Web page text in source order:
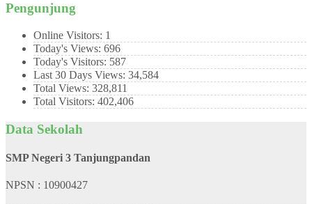
Pengunjung
Online Visitors: 1
Today's Views: 696
Today's Visitors: 587
Last 30 Days Views: 34,584
Total Views: 328,811
Total Visitors: 402,406
Data Sekolah
SMP Negeri 3 Tanjungpandan
NPSN : 10900427